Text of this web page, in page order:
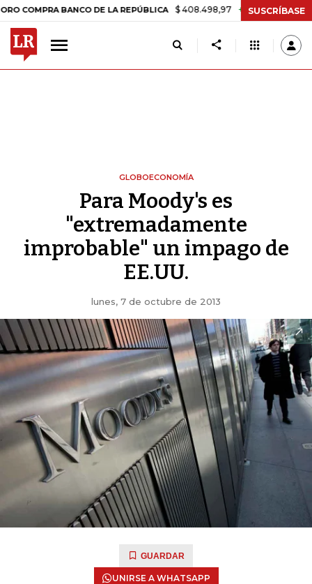
BANCO DE LA REPÚBLICA $ 408.498,97 +$ 8.753,81 +2,19%
SUSCRÍBASE
GLOBOECONOMÍA
Para Moody's es
"extremadamente
improbable" un impago de
EE.UU.
lunes, 7 de octubre de 2013
GUARDAR
UNIRSE A WHATSAPP